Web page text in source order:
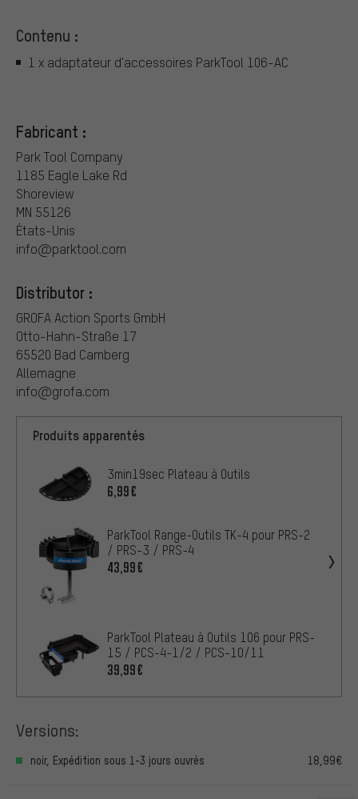
Contenu :
1 x adaptateur d'accessoires ParkTool 106-AC
Fabricant :
Park Tool Company
1185 Eagle Lake Rd
Shoreview
MN 55126
États-Unis
info@parktool.com
Distributor :
GROFA Action Sports GmbH
Otto-Hahn-Straße 17
65520 Bad Camberg
Allemagne
info@grofa.com
Produits apparentés
3min19sec Plateau à Outils
6,99€
ParkTool Range-Outils TK-4 pour PRS-2
/ PRS-3 / PRS-4
43,99€
ParkTool Plateau à Outils 106 pour PRS-
15 / PCS-4-1/2 / PCS-10/11
39,99€
Versions:
noir, Expédition sous 1-3 jours ouvrés 18,99€